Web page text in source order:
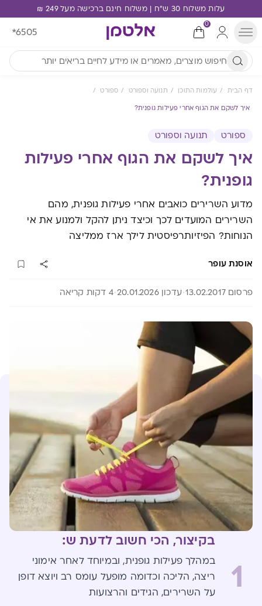
עלות משלוח 30 ש"ח | משלוח חינם ברכישה מעל 249 ₪
0
*6505
דף הבית עולמות התוכן תנועה וספורט ספורט
איך לשקם את הגוף אחרי פעילות גופנית?
ספורט תנועה וספורט
איך לשקם את הגוף אחרי פעילות
גופנית?
מדוע השרירים כואבים אחרי פעילות גופנית, מהם
השרירים המועדים לכך וכיצד ניתן להקל ולמנוע את אי
הנוחות? הפיזיותרפיסטית לילך ארז ממליצה
אוסנת עופר
פרסום 13.02.2017 עדכון 20.01.2026 4 דקות קריאה
בקיצור, הכי חשוב לדעת ש:
1
במהלך פעילות גופנית, ובמיוחד לאחר אימוני
ריצה, הליכה וכדומה מופעל עומס רב ויוצא דופן
על השרירים, הגידים והרצועות